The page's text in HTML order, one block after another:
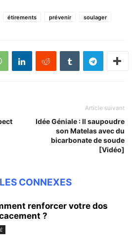
étirements prévenir soulager
Article suivant
Idée Géniale : Il saupoudre
son Matelas avec du
bicarbonate de soude
[Vidéo]
CONNEXES
renforcer votre dos
?